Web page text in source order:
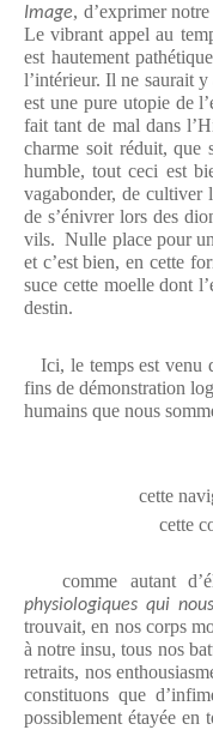
Image, d’exprimer
Le vibrant appel au
est hautement
l’intérieur. Il ne saurait
est une pure utopie de
fait tant de mal dans
charme soit réduit, que
humble, tout ceci est
vagabonder, de cultiver
de s’énivrer lors des
vils. Nulle place pour
et c’est bien, en cette
suce cette moelle dont
destin.
Ici, le temps est venu
fins de démonstration
humains que nous
cette
cette
comme autant
physiologiques qui
trouvait, en nos corps
à notre insu, tous nos
retraits, nos
constituons que
possiblement étayée en